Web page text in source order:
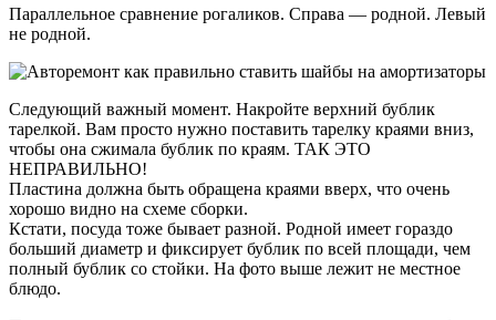
Параллельное сравнение рогаликов. Справа — родной. Левый
не родной.
Следующий важный момент. Накройте верхний бублик
тарелкой. Вам просто нужно поставить тарелку краями вниз,
чтобы она сжимала бублик по краям. ТАК ЭТО
НЕПРАВИЛЬНО!
Пластина должна быть обращена краями вверх, что очень
хорошо видно на схеме сборки.
Кстати, посуда тоже бывает разной. Родной имеет гораздо
больший диаметр и фиксирует бублик по всей площади, чем
полный бублик со стойки. На фото выше лежит не местное
блюдо.